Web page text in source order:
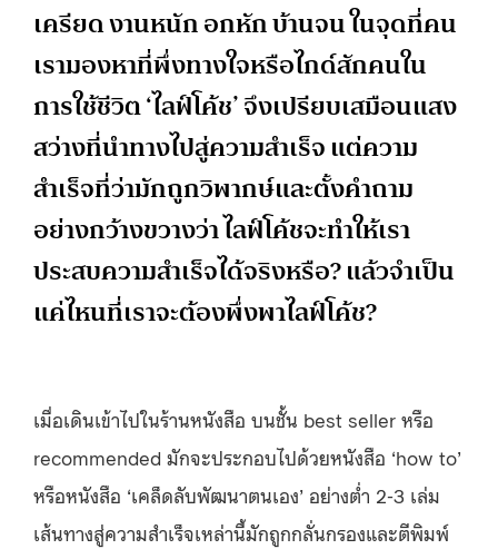
เครียด งานหนัก อกหัก บ้านจน ในจุดที่คน
เรามองหาที่พึ่งทางใจหรือไกด์สักคนใน
การใช้ชีวิต ‘ไลฟ์โค้ช’ จึงเปรียบเสมือนแสง
สว่างที่นำทางไปสู่ความสำเร็จ แต่ความ
สำเร็จที่ว่ามักถูกวิพากษ์และตั้งคำถาม
อย่างกว้างขวางว่า ไลฟ์โค้ชจะทำให้เรา
ประสบความสำเร็จได้จริงหรือ? แล้วจำเป็น
แค่ไหนที่เราจะต้องพึ่งพาไลฟ์โค้ช?
เมื่อเดินเข้าไปในร้านหนังสือ บนชั้น best seller หรือ
recommended มักจะประกอบไปด้วยหนังสือ ‘how to’
หรือหนังสือ ‘เคล็ดลับพัฒนาตนเอง’ อย่างต่ำ 2-3 เล่ม
เส้นทางสู่ความสำเร็จเหล่านี้มักถูกกลั่นกรองและตีพิมพ์